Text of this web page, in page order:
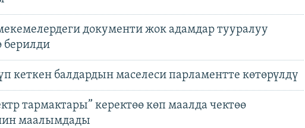
документи жок адамдар тууралуу
кеткен балдардын маселеси парламентте көтөрүлдү
тармактары” керектөө көп маалда чектөө
маалымдады